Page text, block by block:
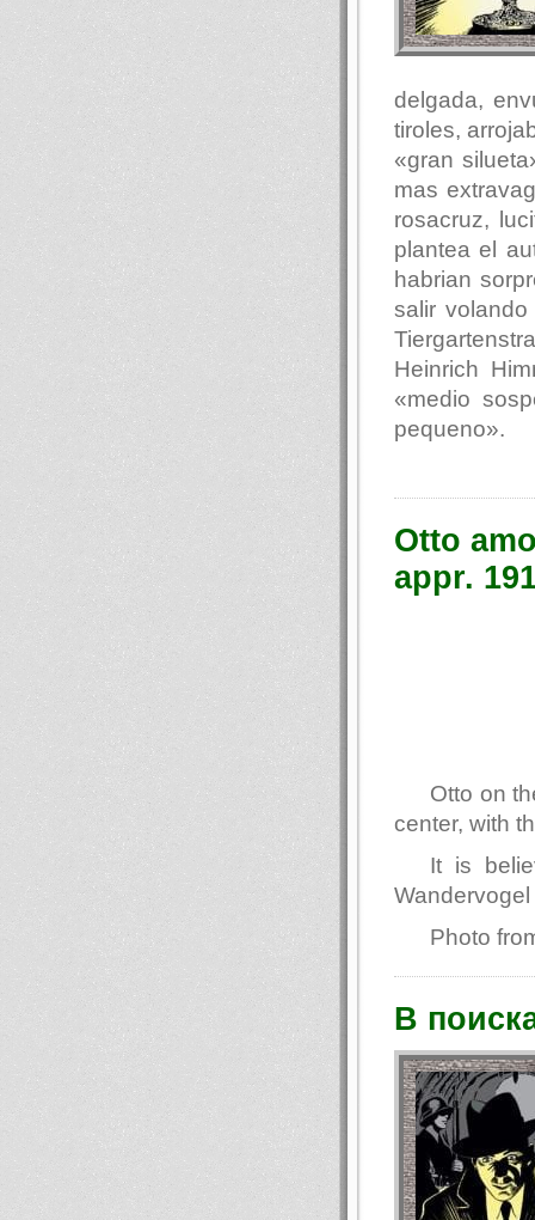
delgada,
tiroles,
«gran
mas
rosacruz,
plantea el
habrian
salir
Heinrich
«medio
pequeno».
Otto
appr.
Otto on
center, with
It is
Photo
В